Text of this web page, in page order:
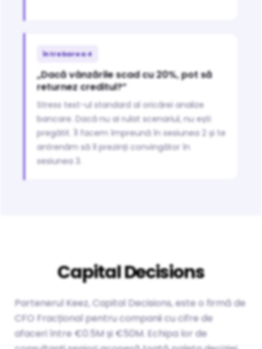
Întrebarea 4
„Dacă vânzările scad cu 20%, pot să
returnez creditul?”
Stress test-ul standard al oricărei analize
bancare. Dacă nu ai rulat scenariul, nu ești
pregătit. Îl facem împreună în sesiunea 2 și te
antrenăm să îl prezinți convingător în
sesiunea 3.
Capital Decisions
Partenerul Keez, Capital Decisions, este o firmă de
CFO Fracțional pentru companii cu cifre de
afaceri între €0.5M și €50M. Echipa lor de